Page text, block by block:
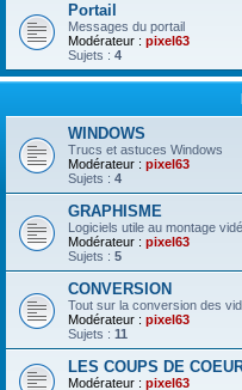
Portail
Messages du portail
Modérateur : pixel63
Sujets : 4
WINDOWS
Trucs et astuces Windows
Modérateur : pixel63
Sujets : 4
GRAPHISME
Logiciels utile au montage
Modérateur : pixel63
Sujets : 5
CONVERSION
Tout sur la conversion des
Modérateur : pixel63
Sujets : 11
LES COUPS DE
Modérateur : pixel63